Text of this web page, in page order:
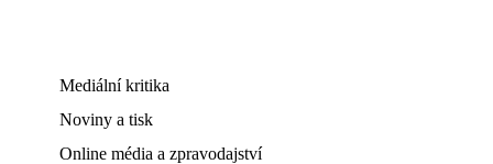
Mediální kritika
Noviny a tisk
Online média a zpravodajství